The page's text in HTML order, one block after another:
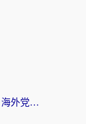
优酷手机app地域限制怎么解除？海外党亲测有效的追剧方案